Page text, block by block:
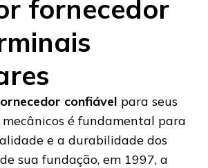
fornecedor
confiável para seus
é fundamental para
e a durabilidade dos
sua fundação, em 1997, a